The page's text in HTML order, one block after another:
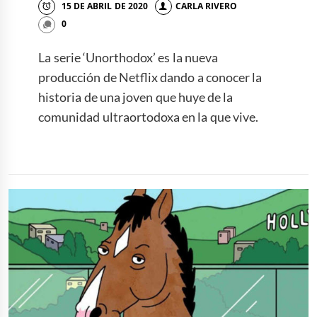
15 DE ABRIL DE 2020
CARLA RIVERO
0
La serie ‘Unorthodox’ es la nueva
producción de Netflix dando a conocer la
historia de una joven que huye de la
comunidad ultraortodoxa en la que vive.